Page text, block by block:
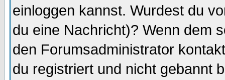
einloggen kannst. Wurdest du
du eine Nachricht)? Wenn dem
den Forumsadministrator
du registriert und nicht gebannt